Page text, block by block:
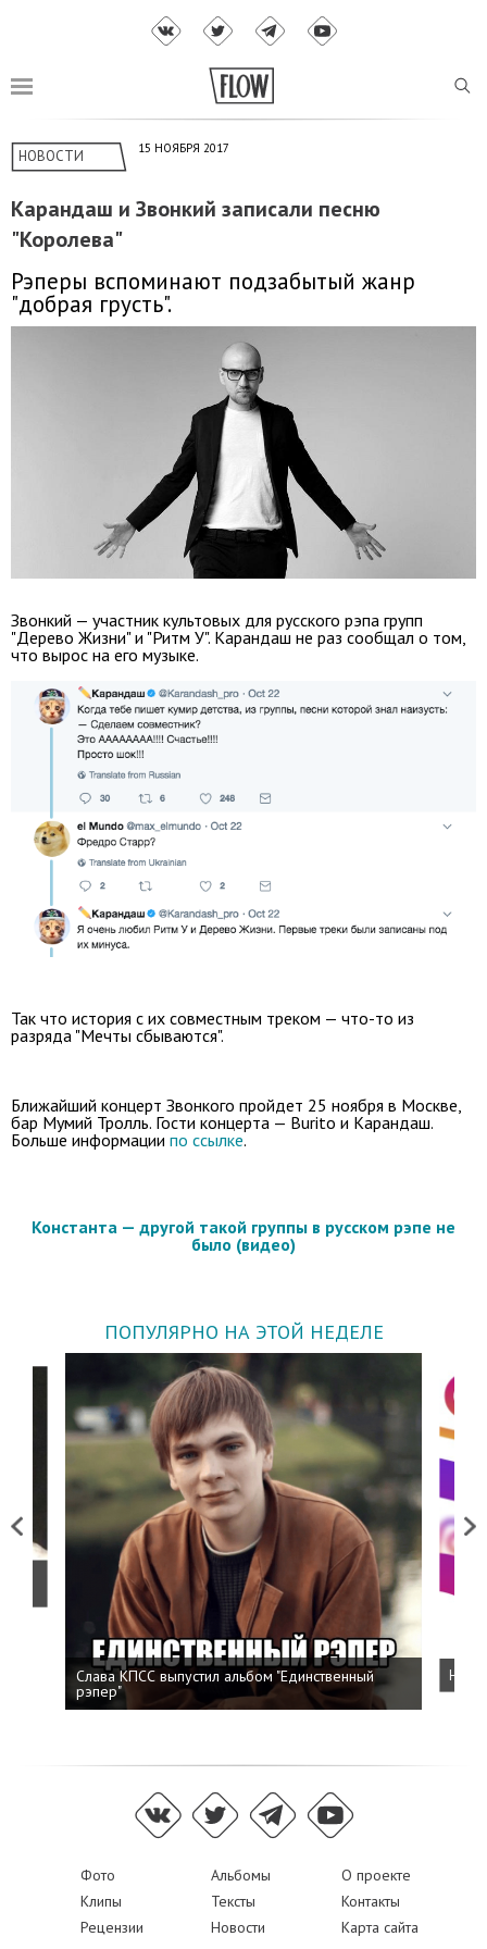
НОВОСТИ 15 НОЯБРЯ 2017
Карандаш и Звонкий записали песню
"Королева"
Рэперы вспоминают подзабытый жанр
"добрая грусть".
Звонкий — участник культовых для русского рэпа групп
"Дерево Жизни" и "Ритм У". Карандаш не раз сообщал о том,
что вырос на его музыке.
Так что история с их совместным треком — что-то из
разряда "Мечты сбываются".
Ближайший концерт Звонкого пройдет 25 ноября в Москве,
бар Мумий Тролль. Гости концерта — Burito и Карандаш.
Больше информации по ссылке.
Константа — другой такой группы в русском рэпе не
было (видео)
ПОПУЛЯРНО НА ЭТОЙ НЕДЕЛЕ
Previous
Слава КПСС выпустил альбом "Единственный
рэпер"
Next
Фото Альбомы
О проекте
Клипы
Тексты
Контакты
Рецензии
Новости Карта сайта